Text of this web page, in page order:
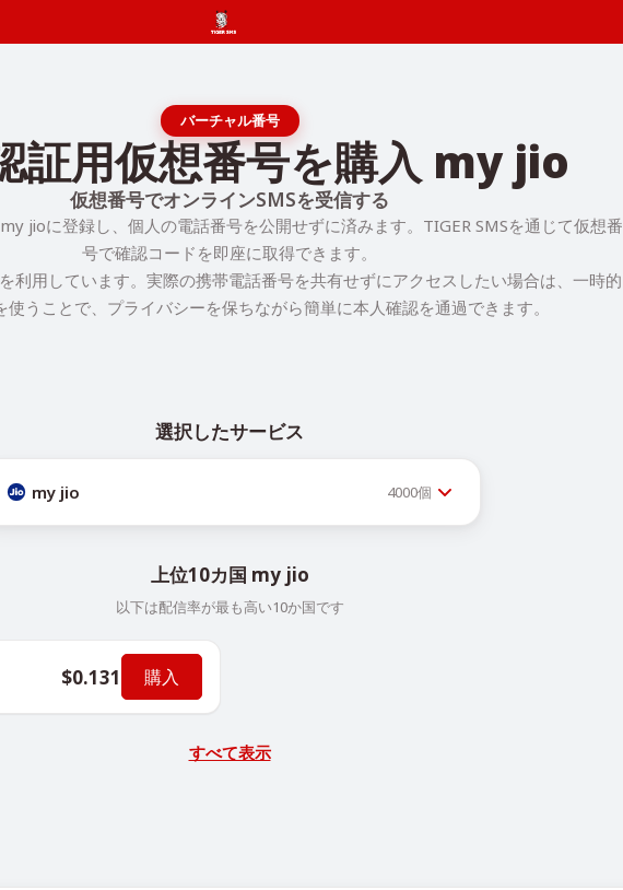
バーチャル番号
証用仮想番号を購入 my jio
仮想番号でオンラインSMSを受信する
jioに登録し、個人の電話番号を公開せずに済みます。TIGER SMSを通じて仮想番
号で確認コードを即座に取得できます。
利用しています。実際の携帯電話番号を共有せずにアクセスしたい場合は、一時的
使うことで、プライバシーを保ちながら簡単に本人確認を通過できます。
選択したサービス
my jio 4000個
上位10カ国 my jio
以下は配信率が最も高い10か国です
$0.131 購入
すべて表示